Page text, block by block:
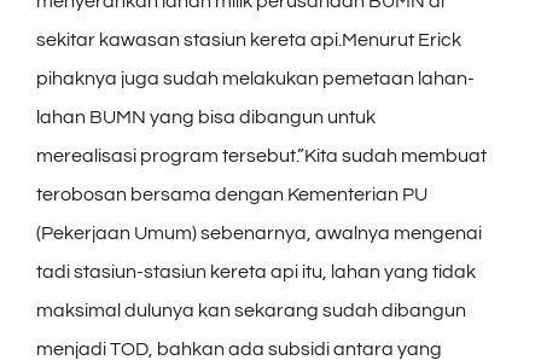
sekitar kawasan stasiun kereta api.Menurut Erick
pihaknya juga sudah melakukan pemetaan lahan-
lahan BUMN yang bisa dibangun untuk
merealisasi program tersebut.”Kita sudah membuat
terobosan bersama dengan Kementerian PU
(Pekerjaan Umum) sebenarnya, awalnya mengenai
tadi stasiun-stasiun kereta api itu, lahan yang tidak
maksimal dulunya kan sekarang sudah dibangun
menjadi TOD, bahkan ada subsidi antara yang